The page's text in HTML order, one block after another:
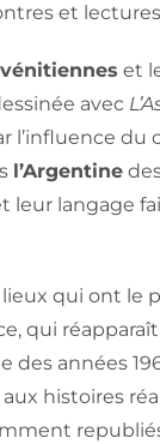
et
et
avec
l’influence du
l’Argentine
leur langage
lieux qui ont
qui
des années
aux histoires